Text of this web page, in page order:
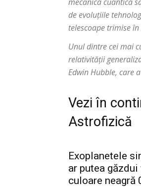
de evoluțiile
telescoape trimise
Unul dintre cei mai
relativității
Edwin Hubble, care
Vezi în
Astrofizică
Exoplanetele
ar putea
culoare neagră